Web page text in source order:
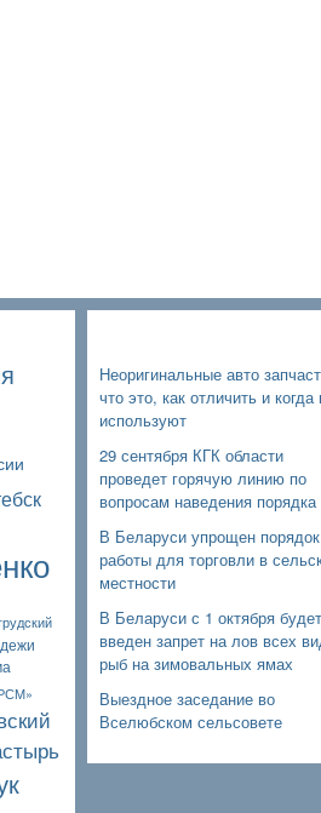
Неоригинальные авто
что это, как отличить и когда
используют
29 сентября КГК области
проведет горячую линию по
вопросам наведения порядка
В Беларуси упрощен порядок
работы для торговли в
местности
В Беларуси с 1 октября будет
введен запрет на лов всех
рыб на зимовальных ямах
Выездное заседание во
Вселюбском сельсовете